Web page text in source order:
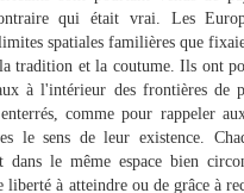
qui était vrai. Les
spatiales familières que
tradition et la coutume. Ils ont
à l'intérieur des frontières de
comme pour rappeler
le sens de leur existence.
dans le même espace bien
liberté à atteindre ou de grâce à